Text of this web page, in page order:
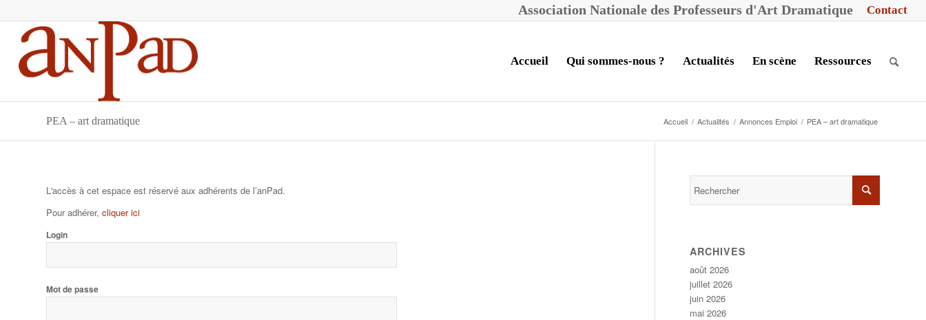
Contact
AssociationNationale desProfesseurs d'ArtDramatique
Accueil Qui sommes-nous ? Actualités En scène Ressources
PEA – art dramatique Accueil / Actualités / Annonces Emploi / PEA – art dramatique
L'accès à cet espace est réservé aux adhérents de l’anPad.
Pour adhérer, cliquer ici
Login
Mot de passe
ARCHIVES
août 2026
juillet 2026
juin 2026
mai 2026